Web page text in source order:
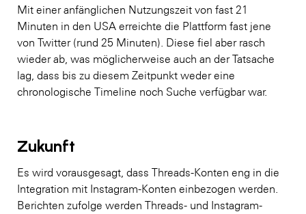
Mit einer anfänglichen Nutzungszeit von fast 21
Minuten in den USA erreichte die Plattform fast jene
von Twitter (rund 25 Minuten). Diese fiel aber rasch
wieder ab, was möglicherweise auch an der Tatsache
lag, dass bis zu diesem Zeitpunkt weder eine
chronologische Timeline noch Suche verfügbar war.
Zukunft
Es wird vorausgesagt, dass Threads-Konten eng in die
Integration mit Instagram-Konten einbezogen werden.
Berichten zufolge werden Threads- und Instagram-